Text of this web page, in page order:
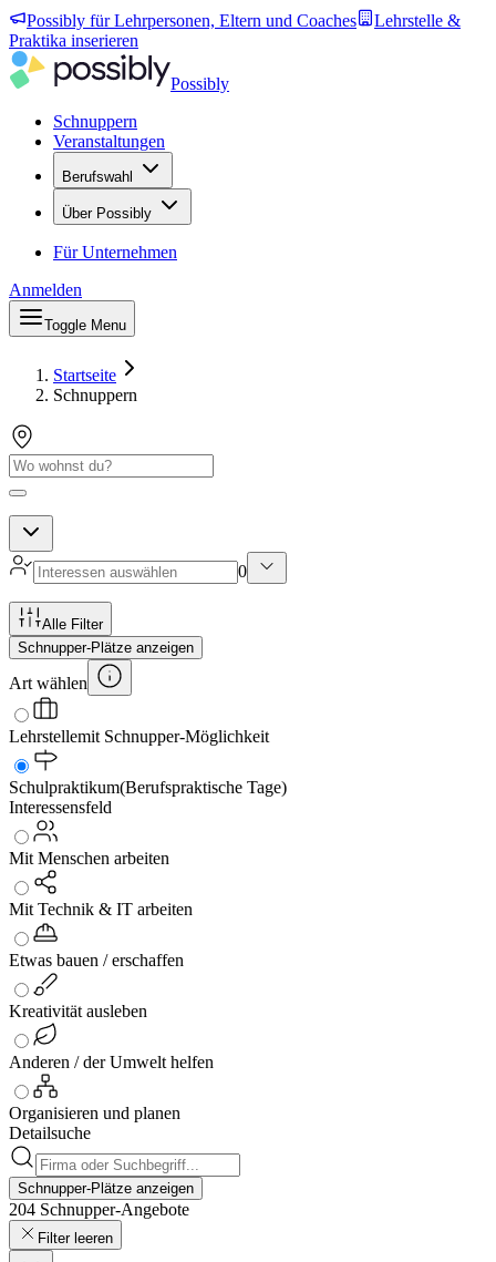
Possibly für Lehrpersonen, Eltern und Coaches
Lehrstelle &
Praktika inserieren
Possibly
Schnuppern
Veranstaltungen
Berufswahl
Über Possibly
Für Unternehmen
Anmelden
Toggle Menu
Startseite
Schnuppern
0
Alle Filter
Schnupper-Plätze anzeigen
Art wählen
Lehrstellemit Schnupper-Möglichkeit
Schulpraktikum(Berufspraktische Tage)
Interessensfeld
Mit Menschen arbeiten
Mit Technik & IT arbeiten
Etwas bauen / erschaffen
Kreativität ausleben
Anderen / der Umwelt helfen
Organisieren und planen
Detailsuche
Schnupper-Plätze anzeigen
204 Schnupper-Angebote
Filter leeren